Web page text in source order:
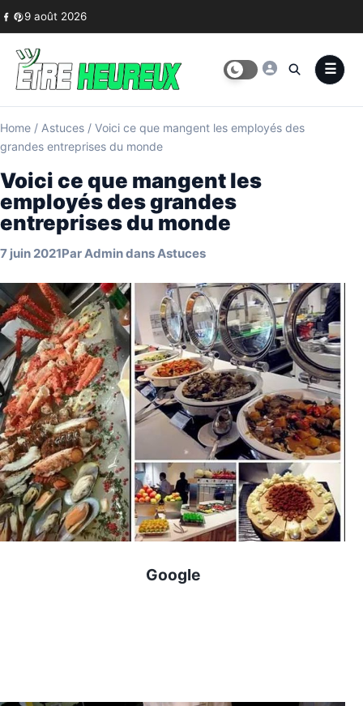
Skip to content
9 août 2026
Home / Astuces / Voici ce que mangent les employés des
grandes entreprises du monde
Voici ce que mangent les
employés des grandes
entreprises du monde
7 juin 2021ParAdmindansAstuces
Google